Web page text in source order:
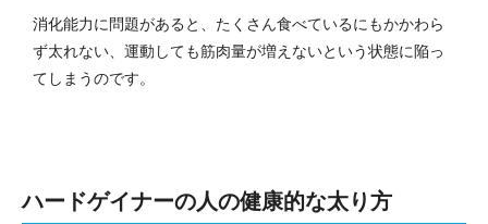
消化能力に問題があると、たくさん食べているにもかかわら
ず太れない、運動しても筋肉量が増えないという状態に陥っ
てしまうのです。
ハードゲイナーの人の健康的な太り方